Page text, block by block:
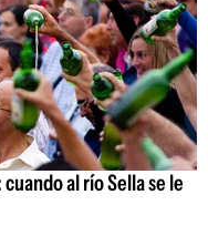
al río Sella se le